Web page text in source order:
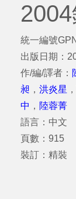
統一編號
出版日期：
作/編/譯者：
昶 ， 洪炎星 ，
中 ， 陸蓉菁
語言：中文
頁數：915
裝訂：精裝